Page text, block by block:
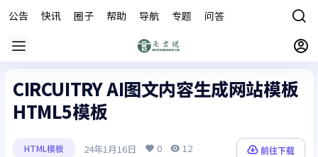
公告 快讯 圈子 帮助 导航 专题 问答
CIRCUITRY AI图文内容生成网站模板
HTML5模板
HTML模板 24年1月16日 0 12 前往下载